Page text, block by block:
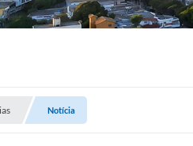
Notícia